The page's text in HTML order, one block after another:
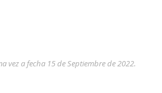
vez a fecha 15 de Septiembre de 2022.